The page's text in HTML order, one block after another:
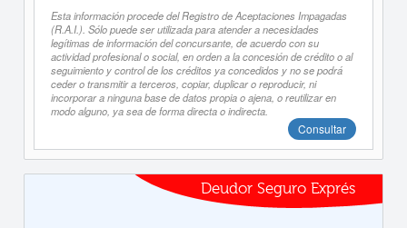
Esta información procede del Registro de Aceptaciones Impagadas
(R.A.I.). Sólo puede ser utilizada para atender a necesidades
legítimas de información del concursante, de acuerdo con su
actividad profesional o social, en orden a la concesión de crédito o al
seguimiento y control de los créditos ya concedidos y no se podrá
ceder o transmitir a terceros, copiar, duplicar o reproducir, ni
incorporar a ninguna base de datos propia o ajena, o reutilizar en
modo alguno, ya sea de forma directa o indirecta.
Consultar
Deudor Seguro Exprés